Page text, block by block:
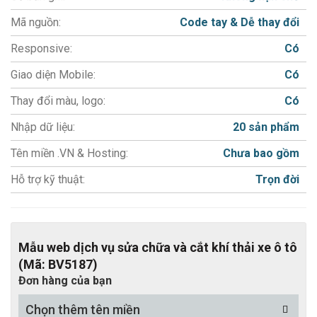
- Giao diện đa nên tảng trên di động thông minh, máy tính
tiện lợi cho khách hàng.
- Module quản lý và đăng các sản phẩm.
- Modul đặc tính sản phẩm giúp làm nổi bật các Hightlight
của sản phẩm.
- Chèn Video và tài liệu vào web công ty trong từng sản
phẩm chỉ bằng 1 thao tác đơn giản.
- Tính năng Zoom, lật ảnh.
- MIỄN PHÍ Tích hợp công cụ chat trực tuyến Facebook /
Zalo.
- Hỗ trợ tối đa cho việc chăm sóc khách hàng.
- Thiết kế web chuẩn SEO, đầy đủ các công cụ hỗ trợ SEO.
+ URL Thân thiện
+ Thẻ meta chung cho website
+ Thẻ meta cho từng sản phẩm, tin tức
Mã nguồn:
Code tay & Dễ thay đổi
Responsive:
Có
Giao diện Mobile:
Có
Thay đổi màu, logo:
Có
Nhập dữ liệu:
20 sản phẩm
Tên miền .VN & Hosting:
Chưa bao gồm
Hỗ trợ kỹ thuật:
Trọn đời
Mẫu web dịch vụ sửa chữa và cắt khí thải xe ô tô
(Mã: BV5187)
Đơn hàng của bạn
Chọn thêm tên miền